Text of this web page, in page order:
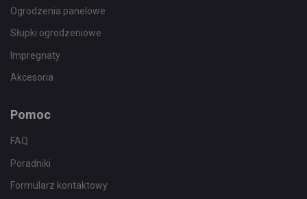
Ogrodzenia panelowe
Słupki ogrodzeniowe
Impregnaty
Akcesoria
Pomoc
FAQ
Poradniki
Formularz kontaktowy